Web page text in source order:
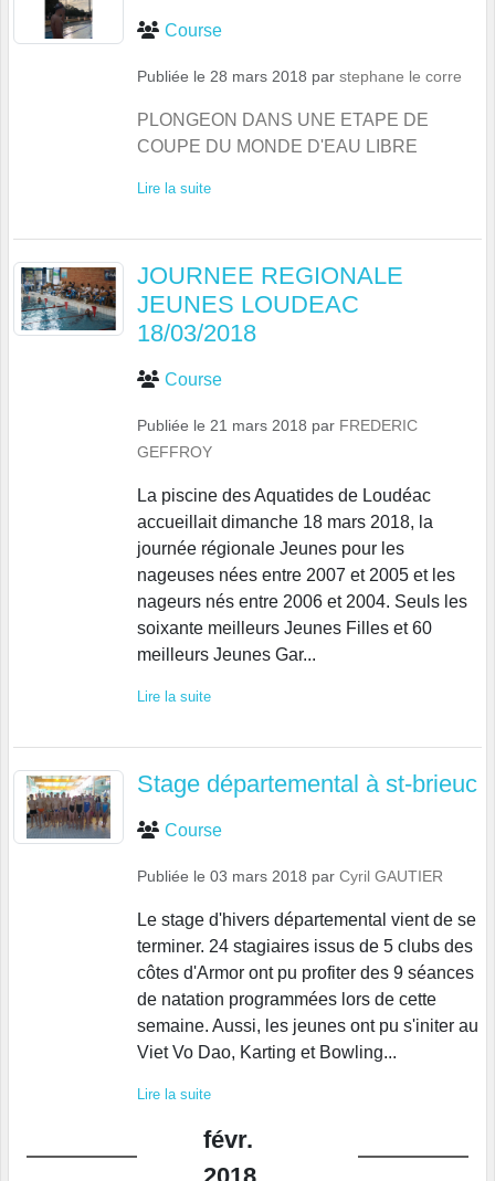
Course
Publiée le 28 mars 2018 par stephane le corre
PLONGEON DANS UNE ETAPE DE
COUPE DU MONDE D'EAU LIBRE
Lire la suite
JOURNEE REGIONALE
JEUNES LOUDEAC
18/03/2018
Course
Publiée le 21 mars 2018 par FREDERIC
GEFFROY
La piscine des Aquatides de Loudéac
accueillait dimanche 18 mars 2018, la
journée régionale Jeunes pour les
nageuses nées entre 2007 et 2005 et les
nageurs nés entre 2006 et 2004. Seuls les
soixante meilleurs Jeunes Filles et 60
meilleurs Jeunes Gar...
Lire la suite
Stage départemental à st-brieuc
Course
Publiée le 03 mars 2018 par Cyril GAUTIER
Le stage d'hivers départemental vient de se
terminer. 24 stagiaires issus de 5 clubs des
côtes d'Armor ont pu profiter des 9 séances
de natation programmées lors de cette
semaine. Aussi, les jeunes ont pu s'initer au
Viet Vo Dao, Karting et Bowling...
Lire la suite
févr.